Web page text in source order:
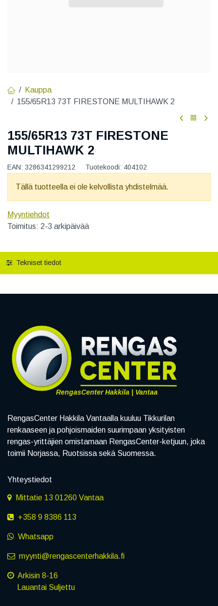
Kauppa
155/65R13 73T FIRESTONE MULTIHAWK 2
155/65R13 73T FIRESTONE
MULTIHAWK 2
EAN: 3286341299212 Tuotekoodi: 404102
Tällä tuotteella ei ole kelvollista yhdistelmää.
Myyntiehdot
Toimitus: 2-3 arkipäivää
Tekniset tiedot
RengasCenter Hakkila | Vantaa
RengasCenter Hakkila Vantaalla kuuluu Tikkurilan
renkaaseen ja pohjoismaiden suurimpaan yksityisten
rengas-yrittäjien omistamaan RengasCenter-ketjuun, joka
toimii Norjassa, Ruotsissa sekä Suomessa.
Yhteystiedot
Mittatie 13 01260 Vantaa
+358 9 8386 113
Whatsapp
myynti@rengascenterhakkila.fi
Arkisin 8-16
Lauantai Suljettu